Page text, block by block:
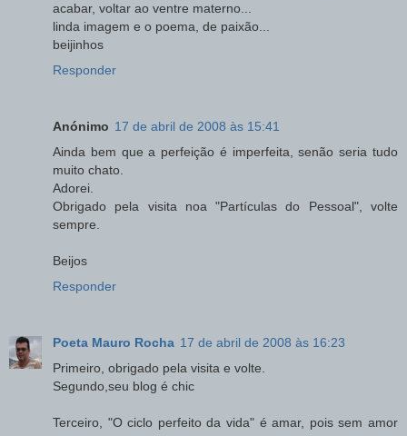
acabar, voltar ao ventre materno...
linda imagem e o poema, de paixão...
beijinhos
Responder
Anónimo 17 de abril de 2008 às 15:41
Ainda bem que a perfeição é imperfeita, senão seria tudo
muito chato.
Adorei.
Obrigado pela visita noa "Partículas do Pessoal", volte
sempre.
Beijos
Responder
Poeta Mauro Rocha 17 de abril de 2008 às 16:23
Primeiro, obrigado pela visita e volte.
Segundo,seu blog é chic
Terceiro, "O ciclo perfeito da vida" é amar, pois sem amor